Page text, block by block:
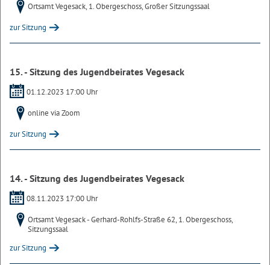
Ortsamt Vegesack, 1. Obergeschoss, Großer Sitzungssaal
zur Sitzung
15. - Sitzung des Jugendbeirates Vegesack
01.12.2023 17:00 Uhr
online via Zoom
zur Sitzung
14. - Sitzung des Jugendbeirates Vegesack
08.11.2023 17:00 Uhr
Ortsamt Vegesack - Gerhard-Rohlfs-Straße 62, 1. Obergeschoss,
Sitzungssaal
zur Sitzung